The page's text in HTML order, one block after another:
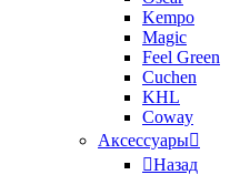
Kempo
Magic
Feel Green
Cuchen
KHL
Coway
Аксессуары
Назад